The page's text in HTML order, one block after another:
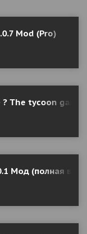
Mod (Pro)
? The tycoon game
Мод (полная